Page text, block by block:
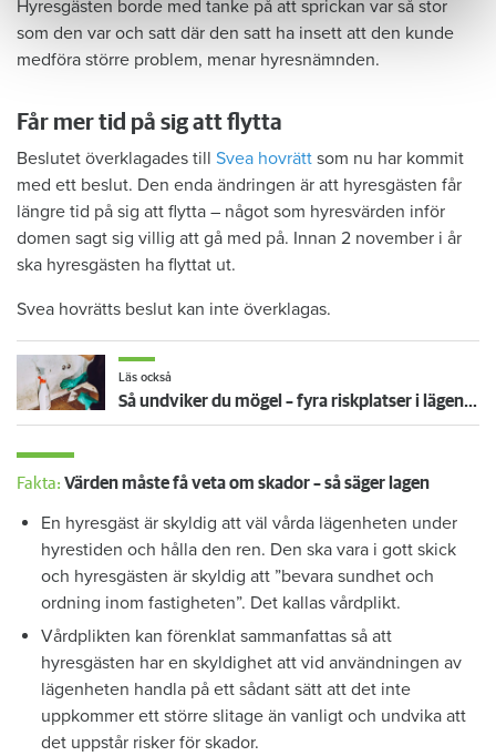
Hyresgästen borde med tanke på att sprickan var så stor
som den var och satt där den satt ha insett att den kunde
medföra större problem, menar hyresnämnden.
Får mer tid på sig att flytta
Beslutet överklagades till Svea hovrätt som nu har kommit
med ett beslut. Den enda ändringen är att hyresgästen får
längre tid på sig att flytta – något som hyresvärden inför
domen sagt sig villig att gå med på. Innan 2 november i år
ska hyresgästen ha flyttat ut.
Svea hovrätts beslut kan inte överklagas.
Läs också
Så undviker du mögel – fyra riskplatser i lägenheten: ”Måste städa bort”
Fakta: Värden måste få veta om skador – så säger lagen
En hyresgäst är skyldig att väl vårda lägenheten under
hyrestiden och hålla den ren. Den ska vara i gott skick
och hyresgästen är skyldig att ”bevara sundhet och
ordning inom fastigheten”. Det kallas vårdplikt.
Vårdplikten kan förenklat sammanfattas så att
hyresgästen har en skyldighet att vid användningen av
lägenheten handla på ett sådant sätt att det inte
uppkommer ett större slitage än vanligt och undvika att
det uppstår risker för skador.